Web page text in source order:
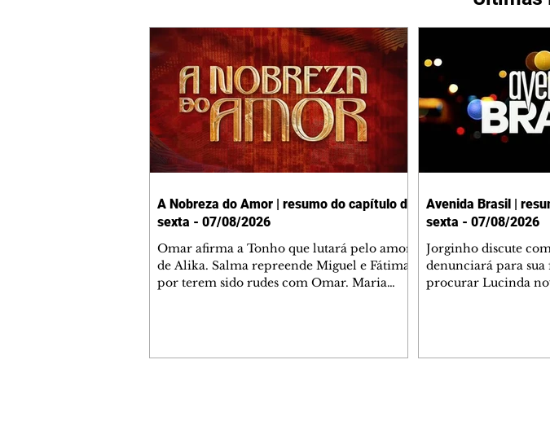
A Nobreza do Amor | resumo do capítulo de
sexta - 07/08/2026
Omar afirma a Tonho que lutará pelo amor
de Alika. Salma repreende Miguel e Fátima
por terem sido rudes com Omar. Maria
Avenida Brasil |
sexta - 07/08/2026
Jorginho discute
denunciará para
procurar Lucinda